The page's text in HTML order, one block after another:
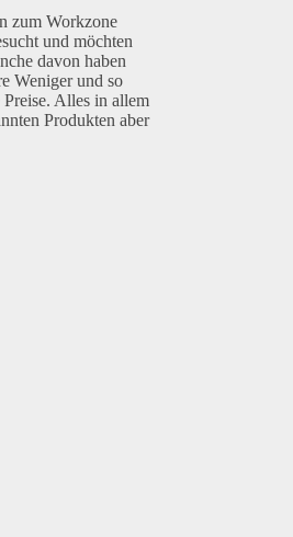
zum Workzone
und möchten
davon haben
Weniger und so
Alles in allem
Produkten aber